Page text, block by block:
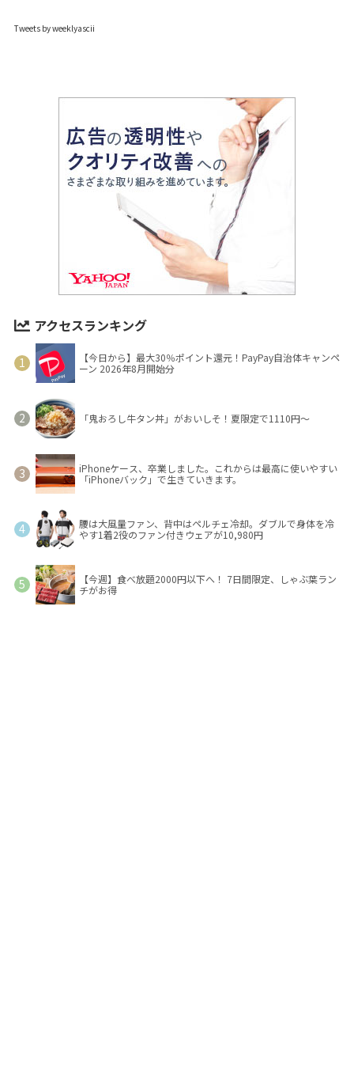
Tweets by weeklyascii
アクセスランキング
【今日から】最大30％ポイント還元！PayPay自治体キャンペ
ーン 2026年8月開始分
「鬼おろし牛タン丼」がおいしそ！夏限定で1110円～
iPhoneケース、卒業しました。これからは最高に使いやすい
「iPhoneバック」で生きていきます。
腰は大風量ファン、背中はペルチェ冷却。ダブルで身体を冷
やす1着2役のファン付きウェアが10,980円
【今週】食べ放題2000円以下へ！ 7日間限定、しゃぶ葉ラン
チがお得